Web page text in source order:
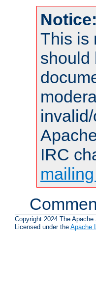
Notice:
This is
should
IRC
Copyright 2024 The
Licensed under the Apache